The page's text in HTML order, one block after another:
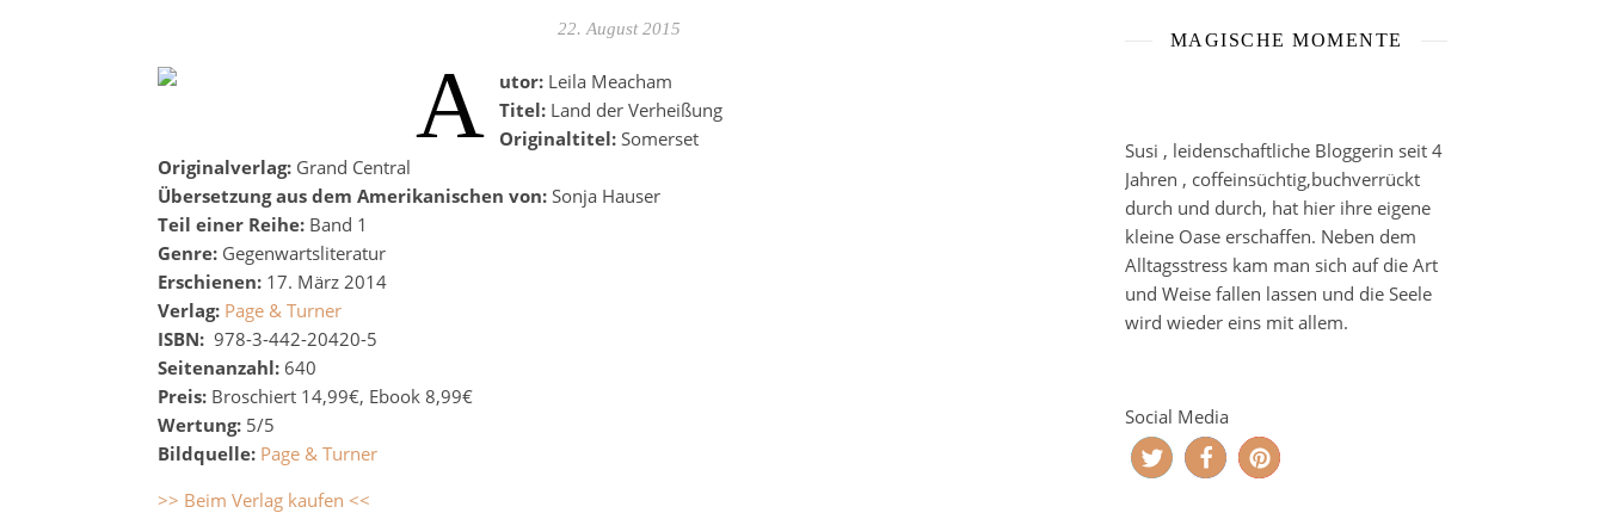
22. August 2015
A utor: Leila Meacham
Titel: Land der Verheißung
Originaltitel: Somerset
Originalverlag: Grand Central
Übersetzung aus dem Amerikanischen von: Sonja Hauser
Teil einer Reihe: Band 1
Genre: Gegenwartsliteratur
Erschienen: 17. März 2014
Verlag: Page & Turner
ISBN: 978-3-442-20420-5
Seitenanzahl: 640
Preis: Broschiert 14,99€, Ebook 8,99€
Wertung: 5/5
Bildquelle: Page & Turner
>> Beim Verlag kaufen <<
MAGISCHE MOMENTE
Susi , leidenschaftliche Bloggerin seit 4
Jahren , coffeinsüchtig,buchverrückt
durch und durch, hat hier ihre eigene
kleine Oase erschaffen. Neben dem
Alltagsstress kam man sich auf die Art
und Weise fallen lassen und die Seele
wird wieder eins mit allem.
Social Media